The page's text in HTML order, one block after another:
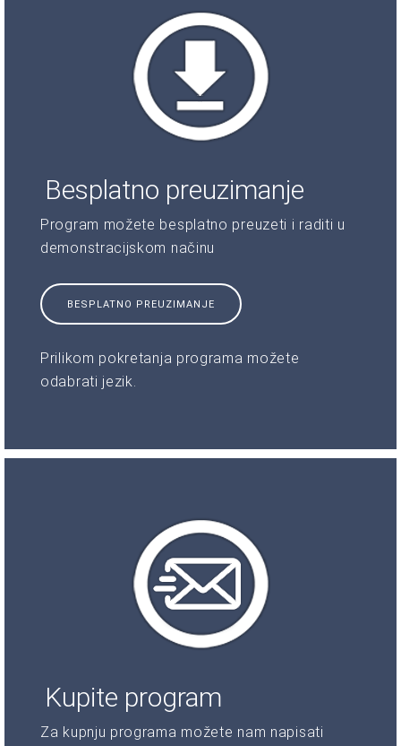
Besplatno preuzimanje
Program možete besplatno preuzeti i raditi u
demonstracijskom načinu
BESPLATNO PREUZIMANJE
Prilikom pokretanja programa možete
odabrati jezik.
Kupite program
Za kupnju programa možete nam napisati